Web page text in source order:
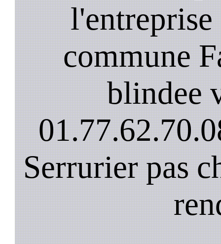
commune
blindee
Serrurier pas